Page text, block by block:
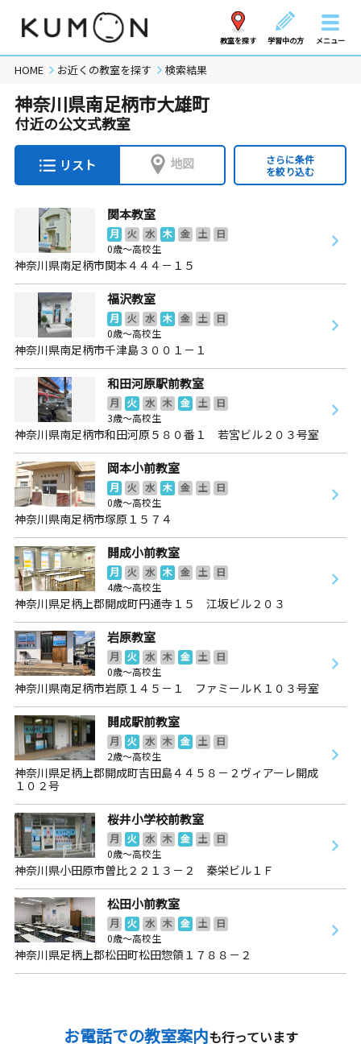
教室を探す 学習中の方 メニュー
HOME お近くの教室を探す 検索結果
神奈川県南足柄市大雄町
付近の公文式教室
リスト 地図
さらに条件
を絞り込む
関本教室
月 火 水 木 金 土
日
0歳～高校生
神奈川県南足柄市関本４４４－１５
福沢教室
月 火 水 木 金 土
日
0歳～高校生
神奈川県南足柄市千津島３００１－１
和田河原駅前教室
月 火 水 木 金 土
日
3歳～高校生
神奈川県南足柄市和田河原５８０番１ 若宮ビル２０３号室
岡本小前教室
月 火 水 木 金 土
日
0歳～高校生
神奈川県南足柄市塚原１５７４
開成小前教室
月 火 水 木 金 土
日
4歳～高校生
神奈川県足柄上郡開成町円通寺１５ 江坂ビル２０３
岩原教室
月 火 水 木 金 土
日
0歳～高校生
神奈川県南足柄市岩原１４５－１ ファミールＫ１０３号室
開成駅前教室
月 火 水 木 金 土
日
2歳～高校生
神奈川県足柄上郡開成町吉田島４４５８－２ヴィアーレ開成
１０２号
桜井小学校前教室
月 火 水 木 金 土
日
0歳～高校生
神奈川県小田原市曽比２２１３－２ 秦栄ビル１Ｆ
松田小前教室
月 火 水 木 金 土
日
0歳～高校生
神奈川県足柄上郡松田町松田惣領１７８８－２
お電話での教室案内も行っています